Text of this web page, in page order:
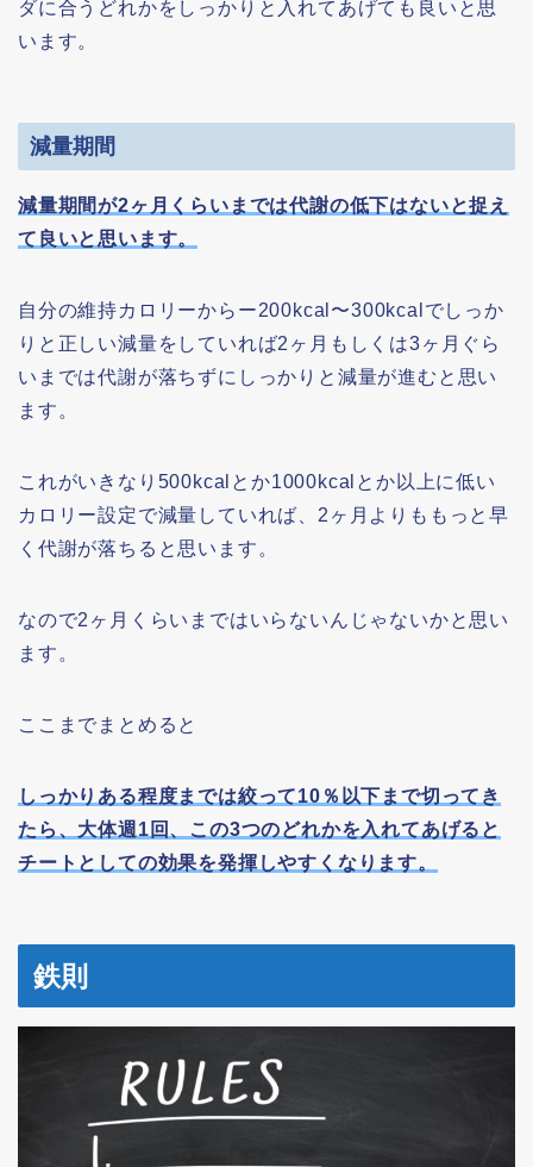
ダに合うどれかをしっかりと入れてあげても良いと思
います。
減量期間
減量期間が2ヶ月くらいまでは代謝の低下はないと捉え
て良いと思います。
自分の維持カロリーからー200kcal〜300kcalでしっか
りと正しい減量をしていれば2ヶ月もしくは3ヶ月ぐら
いまでは代謝が落ちずにしっかりと減量が進むと思い
ます。
これがいきなり500kcalとか1000kcalとか以上に低い
カロリー設定で減量していれば、2ヶ月よりももっと早
く代謝が落ちると思います。
なので2ヶ月くらいまではいらないんじゃないかと思い
ます。
ここまでまとめると
しっかりある程度までは絞って10％以下まで切ってき
たら、大体週1回、この3つのどれかを入れてあげると
チートとしての効果を発揮しやすくなります。
鉄則